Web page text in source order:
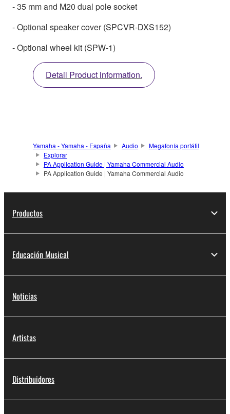
- 35 mm and M20 dual pole socket
- Optional speaker cover (SPCVR-DXS152)
- Optional wheel kit (SPW-1)
Detail Product information.
Yamaha - Yamaha - España Audio
Megafonía portátil
Explorar
PA Application Guide | Yamaha Commercial Audio
PA Application Guide | Yamaha Commercial Audio
Productos
Educación Musical
Noticias
Artistas
Distribuidores